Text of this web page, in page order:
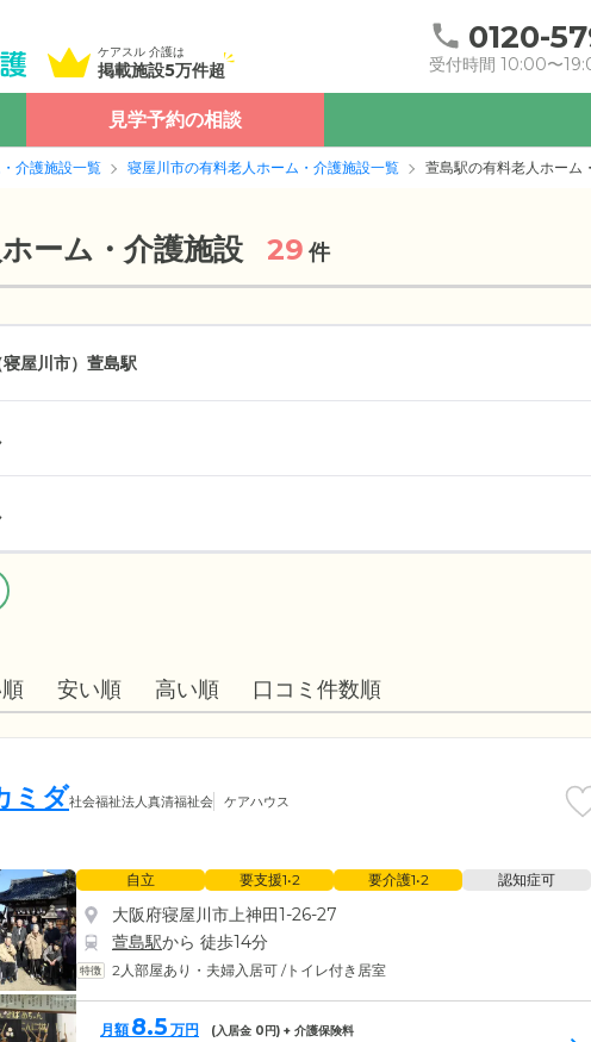
ケアスル 介護は
掲載施設5万件超
0120-
受付時間 10:00〜
見学予約の相談
介護施設一覧 寝屋川市の有料老人ホーム・介護施設一覧 萱島駅の有料老人ホーム
ーム・介護施設 29 件
屋川市） 萱島駅
安い順 高い順 口コミ件数順
ミダ社会福祉法人真清福祉会 ケアハウス
自立 要支援1•2 要介護1•2 認知症可
大阪府寝屋川市上神田1-26-27
萱島駅から 徒歩14分
2人部屋あり・夫婦入居可 /トイレ付き居室
月額 8.5 万円 (入居金 0円) + 介護保険料